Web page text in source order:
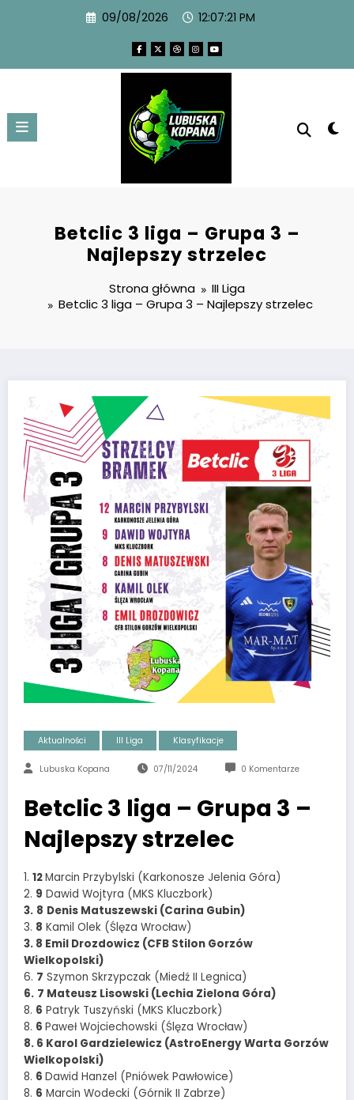
09/08/2026 12:07:22 PM
Betclic 3 liga – Grupa 3 –
Najlepszy strzelec
Strona główna
III Liga
Betclic 3 liga – Grupa 3 – Najlepszy strzelec
Aktualności III Liga Klasyfikacje
Lubuska Kopana 07/11/2024 0 Komentarze
Betclic 3 liga – Grupa 3 –
Najlepszy strzelec
1. 12Marcin Przybylski (Karkonosze Jelenia Góra)
2. 9 Dawid Wojtyra (MKS Kluczbork)
3. 8 Denis Matuszewski (Carina Gubin)
3. 8 Kamil Olek (Ślęza Wrocław)
3. 8 Emil Drozdowicz (CFB Stilon Gorzów
Wielkopolski)
6. 7 Szymon Skrzypczak (Miedź II Legnica)
6. 7 Mateusz Lisowski (Lechia Zielona Góra)
8. 6 Patryk Tuszyński (MKS Kluczbork)
8. 6 Paweł Wojciechowski (Ślęza Wrocław)
8. 6 Karol Gardzielewicz (AstroEnergy Warta Gorzów
Wielkopolski)
8. 6 Dawid Hanzel (Pniówek Pawłowice)
8. 6 Marcin Wodecki (Górnik II Zabrze)